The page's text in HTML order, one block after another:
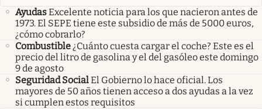
AyudasExcelente noticia para los que nacieron antes de
1973. El SEPE tiene este subsidio de más de 5000 euros,
¿cómo cobrarlo?
Combustible¿Cuánto cuesta cargar el coche? Este es el
precio del litro de gasolina y el del gasóleo este domingo
9 de agosto
Seguridad SocialEl Gobierno lo hace oficial. Los
mayores de 50 años tienen acceso a dos ayudas a la vez
si cumplen estos requisitos